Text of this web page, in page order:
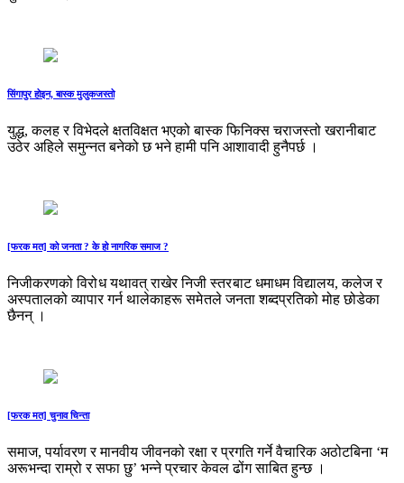
सिंगापुर होइन, बास्क मुलुकजस्तो
युद्ध, कलह र विभेदले क्षतविक्षत भएको बास्क फिनिक्स चराजस्तो खरानीबाट
उठेर अहिले समुन्नत बनेको छ भने हामी पनि आशावादी हुनैपर्छ ।
[फरक मत] को जनता ? के हो नागरिक समाज ?
निजीकरणको विरो ध यथावत् राखेर निजी स्तर बाट धमाधम विद्यालय, कलेज र
अस्पतालको व्यापार गर्न थालेकाहरू समे तले जनता शब्दप्रतिको मोह छोडेका
छैनन् ।
[फरक मत] चुनाव चिन्ता
समाज, पर्यावरण र मानवीय जीवनको रक्षा र प्रगति गर्ने वैचारिक अठोटबिना ‘म
अरूभन्दा राम्रो र सफा छु’ भन्ने प्रचार केवल ढोंग साबित हुन्छ ।